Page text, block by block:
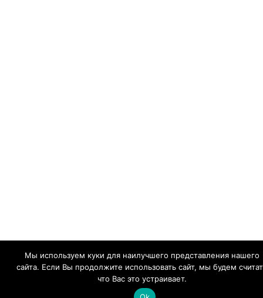
Мы используем куки для наилучшего представления нашего
сайта. Если Вы продолжите использовать сайт, мы будем
что Вас это устраивает.